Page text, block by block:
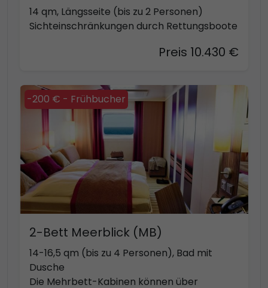
14 qm, Längsseite (bis zu 2 Personen)
Sichteinschränkungen durch Rettungsboote
Preis 10.430 €
-200 € - Frühbucher
2-Bett Meerblick (MB)
14-16,5 qm (bis zu 4 Personen), Bad mit
Dusche
Die Mehrbett-Kabinen können über